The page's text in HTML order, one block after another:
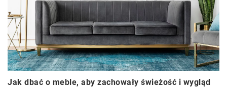
Jak dbać o meble, aby zachowały świeżość i wygląd